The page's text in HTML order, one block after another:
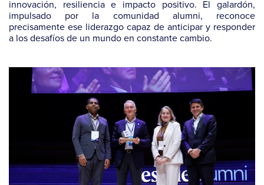
innovación, resiliencia e impacto positivo. El galardón,
impulsado por la comunidad alumni, reconoce
precisamente ese liderazgo capaz de anticipar y responder
a los desafíos de un mundo en constante cambio.